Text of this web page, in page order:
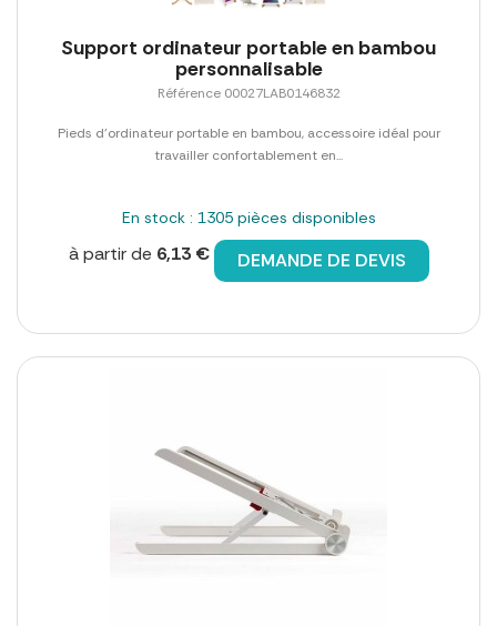
Support ordinateur portable en bambou
personnalisable
Référence 00027LAB0146832
Pieds d'ordinateur portable en bambou, accessoire idéal pour
travailler confortablement en...
En stock : 1305 pièces disponibles
à partir de 6,13 € DEMANDE DE DEVIS